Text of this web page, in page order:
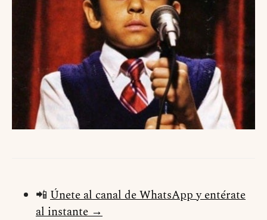
📲 Únete al canal de WhatsApp y entérate
al instante →